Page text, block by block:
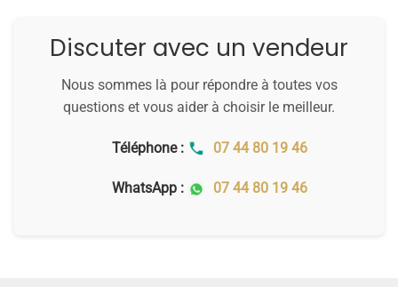
Discuter avec un vendeur
Nous sommes là pour répondre à toutes vos
questions et vous aider à choisir le meilleur.
Téléphone : 07 44 80 19 46
WhatsApp : 07 44 80 19 46